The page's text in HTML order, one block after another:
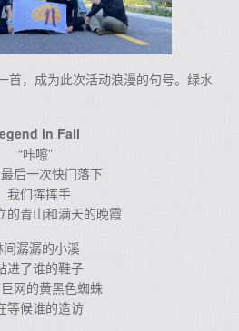
首，成为此次活动浪漫的句号。绿水
in Fall
“咔嚓”
后一次快门落下
我们挥挥手
的青山和满天的晚霞
间潺潺的小溪
进了谁的鞋子
网的黄黑色蜘蛛
等候谁的造访